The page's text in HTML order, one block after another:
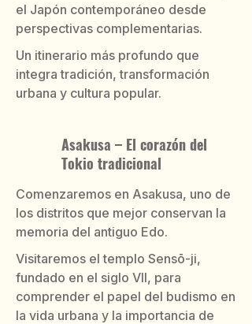
el Japón contemporáneo desde
perspectivas complementarias.
Un itinerario más profundo que
integra tradición, transformación
urbana y cultura popular.
Asakusa – El corazón del
Tokio tradicional
Comenzaremos en Asakusa, uno de
los distritos que mejor conservan la
memoria del antiguo Edo.
Visitaremos el templo Sensō-ji,
fundado en el siglo VII, para
comprender el papel del budismo en
la vida urbana y la importancia de